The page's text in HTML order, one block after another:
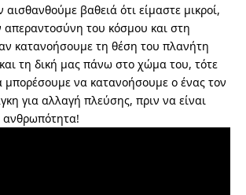
αισθανθούμε βαθειά ότι είμαστε μικροί,
απεραντοσύνη του κόσμου και στη
κατανοήσουμε τη θέση του πλανήτη
τη δική μας πάνω στο χώμα του, τότε
μπορέσουμε να κατανοήσουμε ο ένας τον
για αλλαγή πλεύσης, πριν να είναι
ανθρωπότητα!